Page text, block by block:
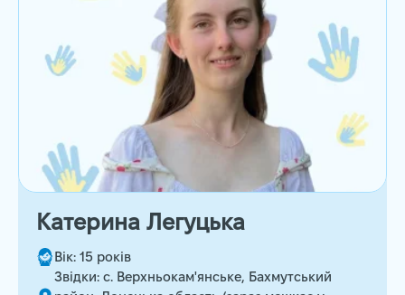
Катерина Легуцька
Вік: 15 років
Звідки: с. Верхньокам'янське, Бахмутський